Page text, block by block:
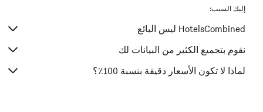
إليك السبب:
HotelsCombined ليس البائع
نقوم بتجميع الكثير من البيانات لك
لماذا لا تكون الأسعار دقيقة بنسبة 100٪؟